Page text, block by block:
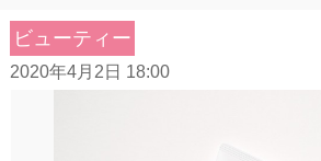
ビューティー
2020年4月2日 18:00